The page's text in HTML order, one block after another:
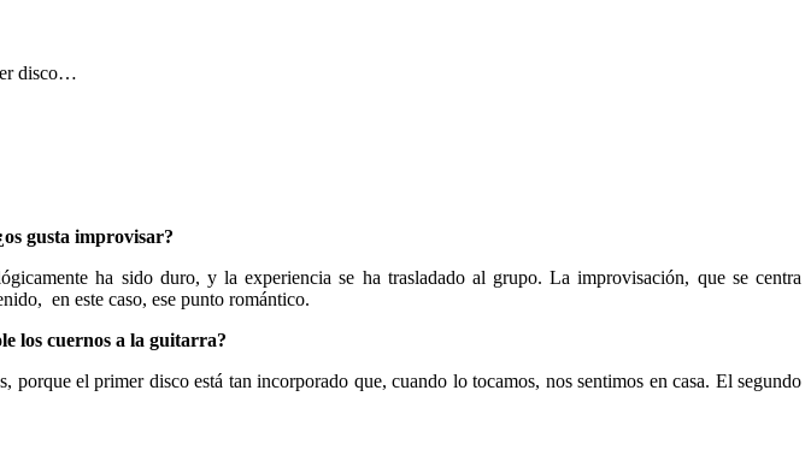
disco…
gusta improvisar?
ha sido duro, y la experiencia se ha trasladado al grupo. La improvisación, que se centra
en este caso, ese punto romántico.
los cuernos a la guitarra?
, porque el primer disco está tan incorporado que, cuando lo tocamos, nos sentimos en casa. El segundo